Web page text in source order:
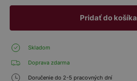
Pridať do košíka
Skladom
Doprava zdarma
Doručenie do 2-5 pracovných dní